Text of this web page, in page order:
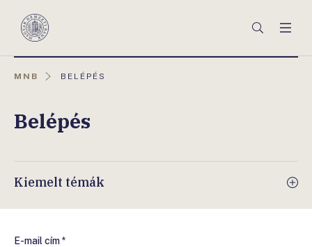
Magyar
Keresés
MNB
AKTUÁLIS
BELÉPÉS
Belépés
Kiemelt témák
E-mail cím *